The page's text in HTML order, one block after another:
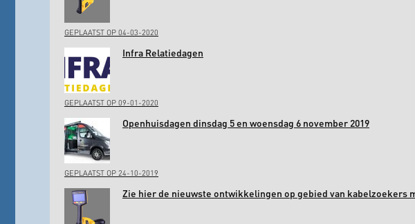
GEPLAATST OP 04-03-2020
Infra Relatiedagen
GEPLAATST OP 09-01-2020
Openhuisdagen dinsdag 5 en woensdag 6 november 2019
GEPLAATST OP 24-10-2019
Zie hier de nieuwste ontwikkelingen op gebied van kabelzoekers